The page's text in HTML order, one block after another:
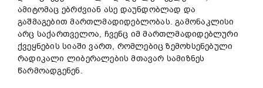
ამიტომაც ებრძვიან ასე დაუნდობლად და
გაშმაგებით მართლმადიდებლობას. გამონაკლისი
არც საქართველოა, ჩვენც იმ მართლმადიდებლური
ქვეყნების სიაში ვართ, რომლებიც ზემოხსენებული
რადიკალი ლიბერალების მთავარ სამიზნეს
წარმოადგენენ.